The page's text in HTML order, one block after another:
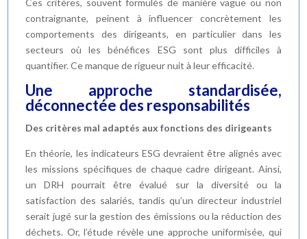
Ces critères, souvent formulés de manière vague ou non
contraignante, peinent à influencer concrètement les
comportements des dirigeants, en particulier dans les
secteurs où les bénéfices ESG sont plus difficiles à
quantifier. Ce manque de rigueur nuit à leur efficacité.
Une approche standardisée,
déconnectée des responsabilités
Des critères mal adaptés aux fonctions des dirigeants
En théorie, les indicateurs ESG devraient être alignés avec
les missions spécifiques de chaque cadre dirigeant. Ainsi,
un DRH pourrait être évalué sur la diversité ou la
satisfaction des salariés, tandis qu’un directeur industriel
serait jugé sur la gestion des émissions ou la réduction des
déchets. Or, l’étude révèle une approche uniformisée, qui